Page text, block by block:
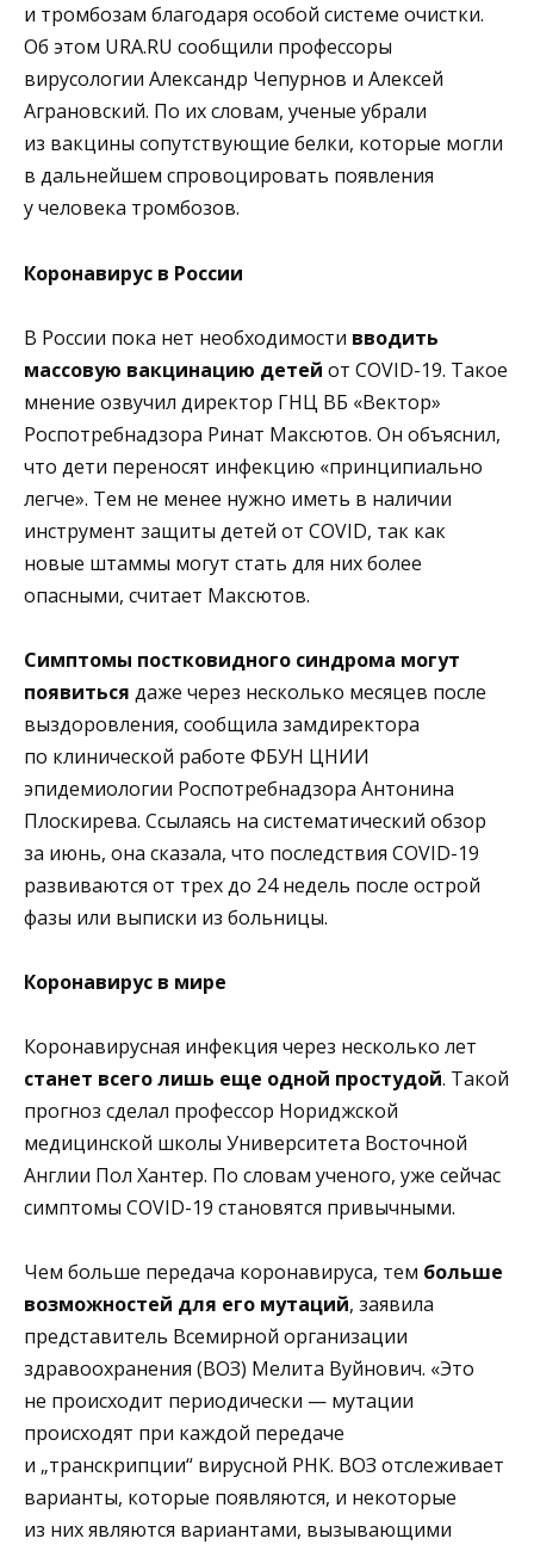
и тромбозам благодаря особой системе очистки.
Об этом URA.RU сообщили профессоры
вирусологии Александр Чепурнов и Алексей
Аграновский. По их словам, ученые убрали
из вакцины сопутствующие белки, которые могли
в дальнейшем спровоцировать появления
у человека тромбозов.
Коронавирус в России
В России пока нет необходимости вводить
массовую вакцинацию детей от COVID-19. Такое
мнение озвучил директор ГНЦ ВБ «Вектор»
Роспотребнадзора Ринат Максютов. Он объяснил,
что дети переносят инфекцию «принципиально
легче». Тем не менее нужно иметь в наличии
инструмент защиты детей от COVID, так как
новые штаммы могут стать для них более
опасными, считает Максютов.
Симптомы постковидного синдрома могут
появиться даже через несколько месяцев после
выздоровления, сообщила замдиректора
по клинической работе ФБУН ЦНИИ
эпидемиологии Роспотребнадзора Антонина
Плоскирева. Ссылаясь на систематический обзор
за июнь, она сказала, что последствия COVID-19
развиваются от трех до 24 недель после острой
фазы или выписки из больницы.
Коронавирус в мире
Коронавирусная инфекция через несколько лет
станет всего лишь еще одной простудой. Такой
прогноз сделал профессор Нориджской
медицинской школы Университета Восточной
Англии Пол Хантер. По словам ученого, уже сейчас
симптомы COVID-19 становятся привычными.
Чем больше передача коронавируса, тем больше
возможностей для его мутаций, заявила
представитель Всемирной организации
здравоохранения (ВОЗ) Мелита Вуйнович. «Это
не происходит периодически — мутации
происходят при каждой передаче
и „транскрипции“ вирусной РНК. ВОЗ отслеживает
варианты, которые появляются, и некоторые
из них являются вариантами, вызывающими